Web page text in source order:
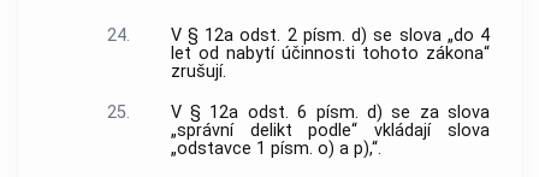
24.
V § 12a odst. 2 písm. d) se slova „do 4
let od nabytí účinnosti tohoto zákona“
zrušují.
25.
V § 12a odst. 6 písm. d) se za slova
„správní delikt podle“ vkládají slova
„odstavce 1 písm. o) a p),“.